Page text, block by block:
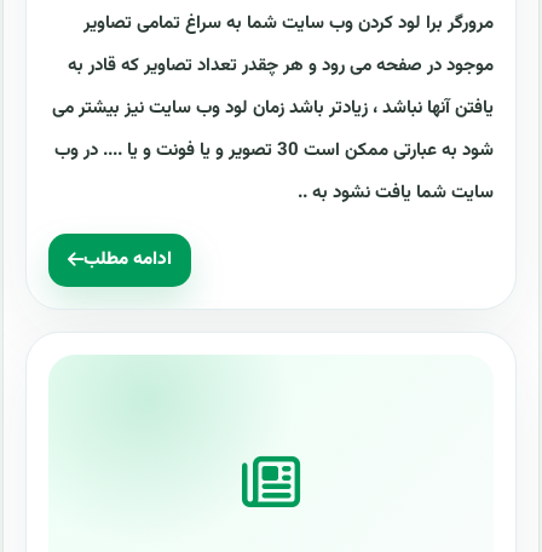
مرورگر برا لود کردن وب سایت شما به سراغ تمامی تصاویر
موجود در صفحه می رود و هر چقدر تعداد تصاویر که قادر به
یافتن آنها نباشد ، زیادتر باشد زمان لود وب سایت نیز بیشتر می
شود به عبارتی ممکن است 30 تصویر و یا فونت و یا .... در وب
سایت شما یافت نشود به ..
ادامه مطلب